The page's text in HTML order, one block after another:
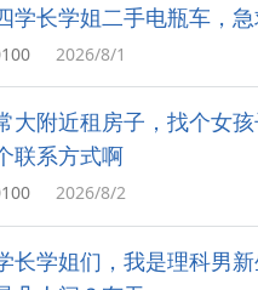
学长学姐二手电瓶车，
2026/8/1
大附近租房子，找个女
联系方式啊
2026/8/2
长学姐们，我是理科男